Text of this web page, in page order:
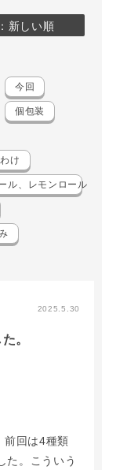
新しい順
今回
個包装
わけ
ル、レモンロール 4種類
2025.5.30
。
前回は4種類
た。こういう